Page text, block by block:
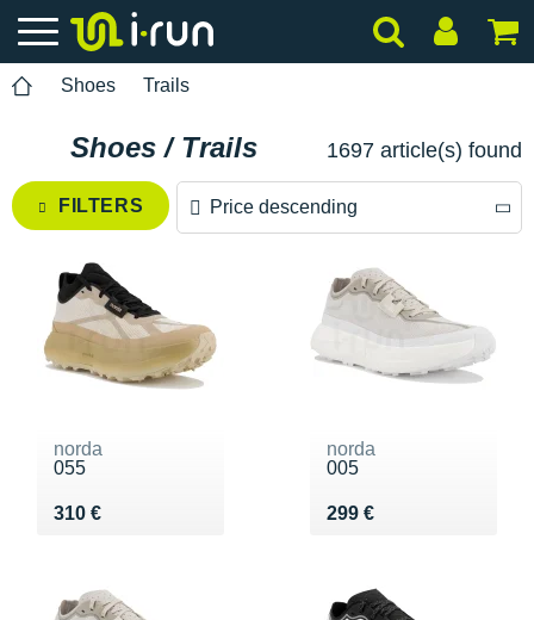
Shoes Trails
Shoes / Trails 1697 article(s) found
FILTERS Price descending
Price ascending
norda
055
310 €
Vendu 310 €
norda
005
299 €
Vendu 299 €